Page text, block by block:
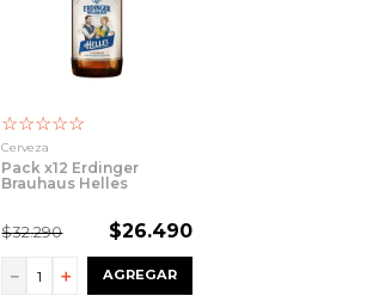
☆☆☆☆☆
Cerveza
Pack x12 Erdinger
Brauhaus Helles
$32.290 $26.490
＋
－ AGREGAR